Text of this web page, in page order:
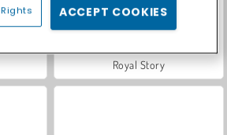
Royal Story
ACCEPT COOKIES